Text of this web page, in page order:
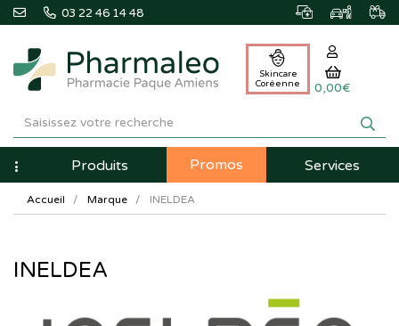
03 22 46 14 48
Pharmaleo
Pharmacie
Paque
Amiens
Skincare
Coréenne
0,00€
NavigationProduits Promos Services
Accueil Marque INELDEA
INELDEA